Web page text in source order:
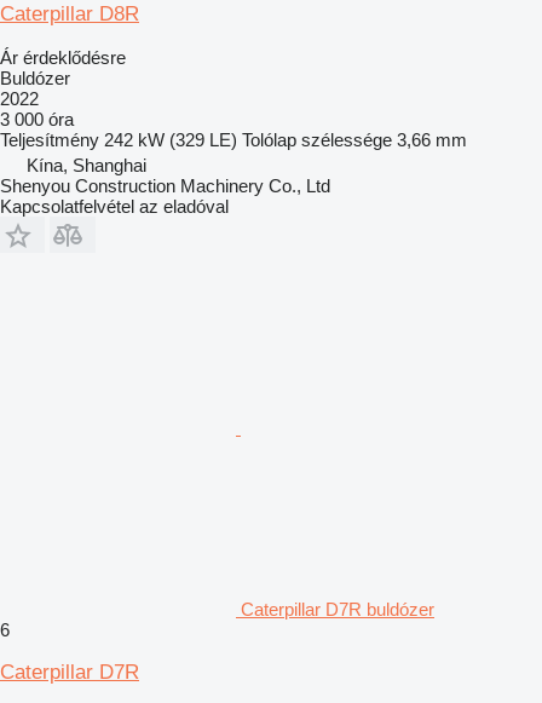
Caterpillar D8R
Ár érdeklődésre
Buldózer
2022
3 000 óra
Teljesítmény 242 kW (329 LE) Tolólap szélessége 3,66 mm
Kína, Shanghai
Shenyou Construction Machinery Co., Ltd
Kapcsolatfelvétel az eladóval
Caterpillar D7R buldózer
6
Caterpillar D7R